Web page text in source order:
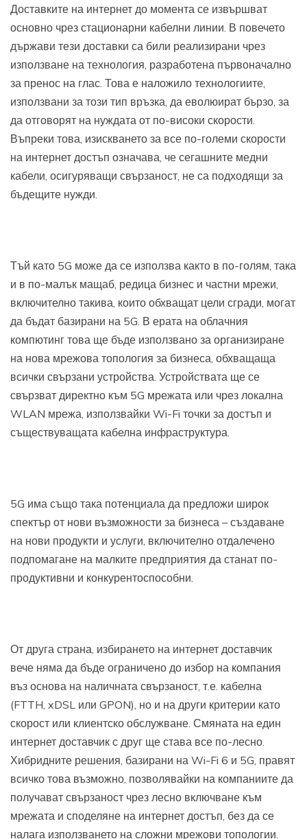
Доставките на интернет до момента се извършват
основно чрез стационарни кабелни линии. В повечето
държави тези доставки са били реализирани чрез
използване на технология, разработена първоначално
за пренос на глас. Това е наложило технологиите,
използвани за този тип връзка, да еволюират бързо, за
да отговорят на нуждата от по-високи скорости.
Въпреки това, изискването за все по-големи скорости
на интернет достъп означава, че сегашните медни
кабели, осигуряващи свързаност, не са подходящи за
бъдещите нужди.
Тъй като 5G може да се използва както в по-голям, така
и в по-малък мащаб, редица бизнес и частни мрежи,
включително такива, които обхващат цели сгради, могат
да бъдат базирани на 5G. В ерата на облачния
компютинг това ще бъде използвано за организиране
на нова мрежова топология за бизнеса, обхващаща
всички свързани устройства. Устройствата ще се
свързват директно към 5G мрежата или чрез локална
WLAN мрежа, използвайки Wi-Fi точки за достъп и
съществуващата кабелна инфраструктура.
5G има също така потенциала да предложи широк
спектър от нови възможности за бизнеса – създаване
на нови продукти и услуги, включително отдалечено
подпомагане на малките предприятия да станат по-
продуктивни и конкурентоспособни.
От друга страна, избирането на интернет доставчик
вече няма да бъде ограничено до избор на компания
въз основа на наличната свързаност, т.е. кабелна
(FTTH, xDSL или GPON), но и на други критерии като
скорост или клиентско обслужване. Смяната на един
интернет доставчик с друг ще става все по-лесно.
Хибридните решения, базирани на Wi-Fi 6 и 5G, правят
всичко това възможно, позволявайки на компаниите да
получават свързаност чрез лесно включване към
мрежата и споделяне на интернет достъп, без да се
налага използването на сложни мрежови топологии.